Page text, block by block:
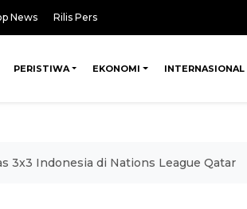
News Rilis Pers
PERISTIWA EKONOMI INTERNASIONAL
3x3 Indonesia di Nations League Qatar